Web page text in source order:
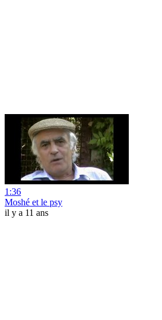
1:36
Moshé et le psy
il y a 11 ans